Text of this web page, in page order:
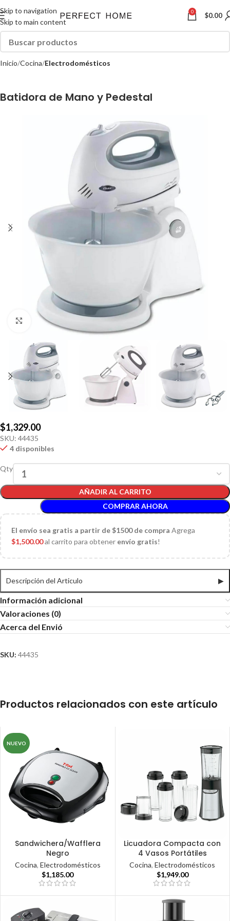
Skip to navigation
Skip to main content
0 $0.00
Inicio Cocina Electrodomésticos
Batidora de Mano y Pedestal
Click to enlarge
$1,329.00
SKU: 44435
4 disponibles
Qty
AÑADIR AL CARRITO
COMPRAR AHORA
El envío sea gratis a partir de $1500 de compra Agrega
$1,500.00al carrito para obtener envío gratis!
Descripción del Articulo ▶
Información adicional
Valoraciones (0)
Acerca del Envió
SKU: 44435
Productos relacionados con este artículo
NUEVO
Sandwichera/Wafflera
Negro
Cocina, Electrodomésticos
$1,185.00
Licuadora Compacta con
4 Vasos Portátiles
Cocina,Electrodomésticos
$1,949.00